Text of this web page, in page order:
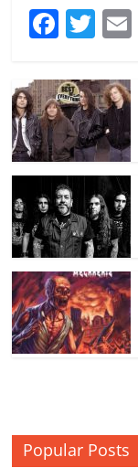
F
c
e
b
o
o
k
T
itt
er
Popular Posts